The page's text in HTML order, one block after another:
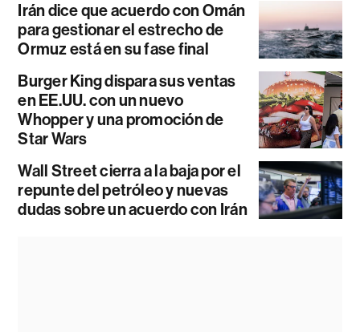
Irán dice que acuerdo con Omán
para gestionar el estrecho de
Ormuz está en su fase final
Burger King dispara sus ventas
en EE.UU. con un nuevo
Whopper y una promoción de
Star Wars
Wall Street cierra a la baja por el
repunte del petróleo y nuevas
dudas sobre un acuerdo con Irán